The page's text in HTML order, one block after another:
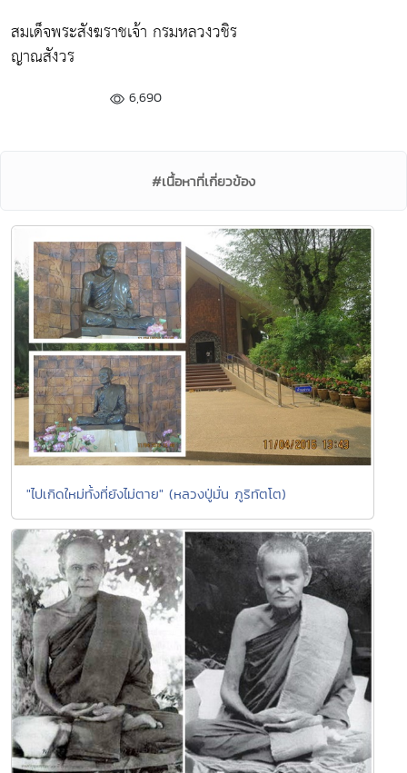
สมเด็จพระสังฆราชเจ้า กรมหลวงวชิร
ญาณสังวร
6,690
#เนื้อหาที่เกี่ยวข้อง
"ไปเกิดใหม่ทั้งที่ยังไม่ตาย" (หลวงปู่มั่น ภูริทัตโต)